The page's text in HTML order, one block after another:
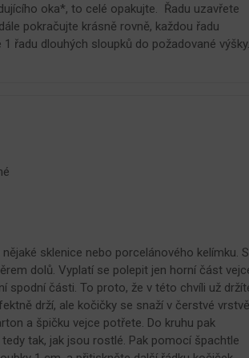
oka*, to celé opakujte. Řadu uzavřete
pokračujte krásně rovně, každou řadu
řadu dlouhých sloupků do požadované výšky.
sklenice nebo porcelánového kelímku. S
dolů. Vyplatí se polepit jen horní část
spodní části. To proto, že v této chvíli už
drží, ale kočičky se snaží v čerstvé vrstvě
a špičku vejce potřete. Do kruhu pak
tak, jak jsou rostlé. Pak pomocí špachtle